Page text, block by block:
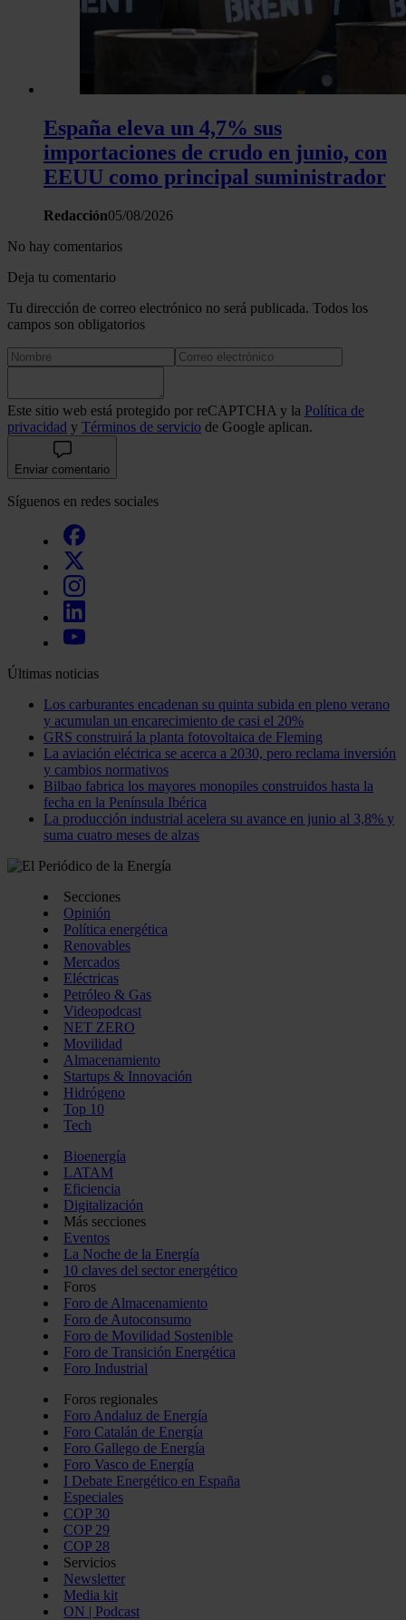
España eleva un 4,7% sus
importaciones de crudo en junio, con
EEUU como principal suministrador
Redacción05/08/2026
No hay comentarios
Deja tu comentario
Tu dirección de correo electrónico no será publicada. Todos los
campos son obligatorios
Este sitio web está protegido por reCAPTCHA y la Política de
privacidad y Términos de servicio de Google aplican.
Enviar comentario
Síguenos en redes sociales
Últimas noticias
Los carburantes encadenan su quinta subida en pleno verano
y acumulan un encarecimiento de casi el 20%
GRS construirá la planta fotovoltaica de Fleming
La aviación eléctrica se acerca a 2030, pero reclama inversión
y cambios normativos
Bilbao fabrica los mayores monopiles construidos hasta la
fecha en la Península Ibérica
La producción industrial acelera su avance en junio al 3,8% y
suma cuatro meses de alzas
Secciones
Opinión
Política energética
Renovables
Mercados
Eléctricas
Petróleo & Gas
Videopodcast
NET ZERO
Movilidad
Almacenamiento
Startups & Innovación
Hidrógeno
Top 10
Tech
Bioenergía
LATAM
Eficiencia
Digitalización
Más secciones
Eventos
La Noche de la Energía
10 claves del sector energético
Foros
Foro de Almacenamiento
Foro de Autoconsumo
Foro de Movilidad Sostenible
Foro de Transición Energética
Foro Industrial
Foros regionales
Foro Andaluz de Energía
Foro Catalán de Energía
Foro Gallego de Energía
Foro Vasco de Energía
I Debate Energético en España
Especiales
COP 30
COP 29
COP 28
Servicios
Newsletter
Media kit
ON | Podcast